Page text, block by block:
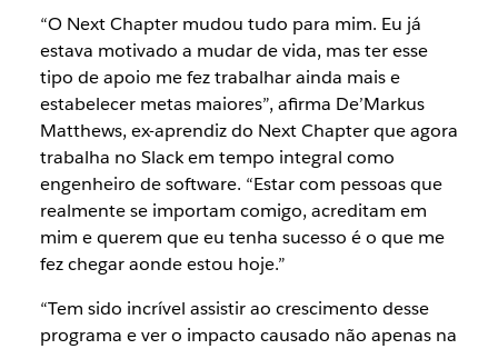
“O Next Chapter mudou tudo para mim. Eu já
estava motivado a mudar de vida, mas ter esse
tipo de apoio me fez trabalhar ainda mais e
estabelecer metas maiores”, afirma De’Markus
Matthews, ex-aprendiz do Next Chapter que agora
trabalha no Slack em tempo integral como
engenheiro de software. “Estar com pessoas que
realmente se importam comigo, acreditam em
mim e querem que eu tenha sucesso é o que me
fez chegar aonde estou hoje.”
“Tem sido incrível assistir ao crescimento desse
programa e ver o impacto causado não apenas na